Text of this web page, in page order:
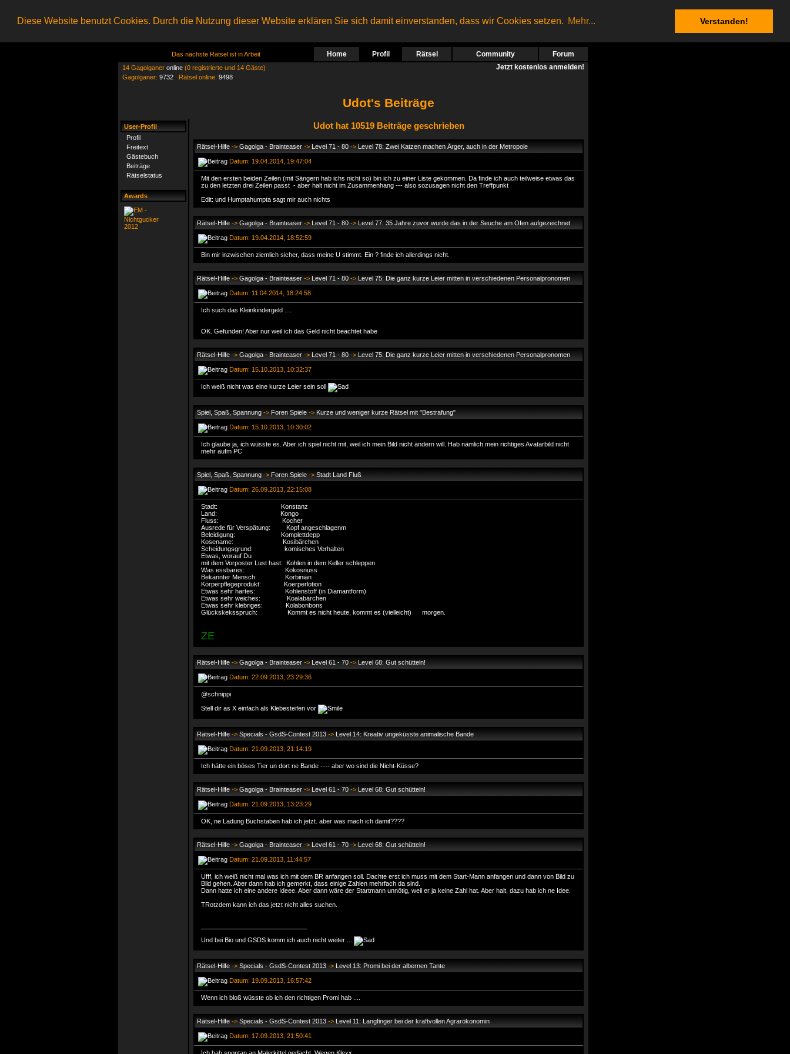
Diese Website benutzt Cookies. Durch die Nutzung dieser Website erklären Sie sich damit einverstanden, dass wir Cookies setzen. Mehr... Verstanden!
Das nächste Rätsel ist in Arbeit Home Profil Rätsel Community Forum
14 Gagolganer online (0 registrierte und 14 Gäste)
Gagolganer: 9732 Rätsel online: 9498
Jetzt kostenlos anmelden!
Udot's Beiträge
User-Profil
Profil
Freitext
Gästebuch
Beiträge
Rätselstatus
Awards
Udot hat 10519 Beiträge geschrieben
Rätsel-Hilfe -> Gagolga - Brainteaser -> Level 71 - 80 -> Level 78: Zwei Katzen machen Ärger, auch in der Metropole
Datum: 19.04.2014, 19:47:04
Mit den ersten beiden Zeilen (mit Sängern hab ichs nicht so) bin ich zu einer Liste gekommen. Da finde ich auch teilweise etwas das
zu den letzten drei Zeilen passt - aber halt nicht im Zusammenhang --- also sozusagen nicht den Treffpunkt
Edit: und Humptahumpta sagt mir auch nichts
Rätsel-Hilfe -> Gagolga - Brainteaser -> Level 71 - 80 -> Level 77: 35 Jahre zuvor wurde das in der Seuche am Ofen aufgezeichnet
Datum: 19.04.2014, 18:52:59
Bin mir inzwischen ziemlich sicher, dass meine U stimmt. Ein ? finde ich allerdings nicht.
Rätsel-Hilfe -> Gagolga - Brainteaser -> Level 71 - 80 -> Level 75: Die ganz kurze Leier mitten in verschiedenen Personalpronomen
Datum: 11.04.2014, 18:24:58
Ich such das Kleinkindergeld ....
OK. Gefunden! Aber nur weil ich das Geld nicht beachtet habe
Rätsel-Hilfe -> Gagolga - Brainteaser -> Level 71 - 80 -> Level 75: Die ganz kurze Leier mitten in verschiedenen Personalpronomen
Datum: 15.10.2013, 10:32:37
Ich weiß nicht was eine kurze Leier sein soll
Spiel, Spaß, Spannung -> Foren Spiele -> Kurze und weniger kurze Rätsel mit "Bestrafung"
Datum: 15.10.2013, 10:30:02
Ich glaube ja, ich wüsste es. Aber ich spiel nicht mit, weil ich mein Bild nicht ändern will. Hab nämlich mein richtiges Avatarbild nicht
mehr aufm PC
Spiel, Spaß, Spannung -> Foren Spiele -> Stadt Land Fluß
Datum: 26.09.2013, 22:15:08
Stadt: Konstanz
Land: Kongo
Fluss: Kocher
Ausrede für Verspätung: Kopf angeschlagenm
Beleidigung: Komplettdepp
Kosename: Kosibärchen
Scheidungsgrund: komisches Verhalten
Etwas, worauf Du
mit dem Vorposter Lust hast: Kohlen in dem Keller schleppen
Was essbares: Kokosnuss
Bekannter Mensch: Korbinian
Körperpflegeprodukt: Koerperlotion
Etwas sehr hartes: Kohlenstoff (in Diamantform)
Etwas sehr weiches: Koalabärchen
Etwas sehr klebriges: Kolabonbons
Glückskeksspruch: Kommt es nicht heute, kommt es (vielleicht) morgen.
ZE
Rätsel-Hilfe -> Gagolga - Brainteaser -> Level 61 - 70 -> Level 68: Gut schütteln!
Datum: 22.09.2013, 23:29:36
@schnippi
Stell dir as X einfach als Klebesteifen vor
Rätsel-Hilfe -> Specials - GsdS-Contest 2013 -> Level 14: Kreativ ungeküsste animalische Bande
Datum: 21.09.2013, 21:14:19
Ich hätte ein böses Tier un dort ne Bande ---- aber wo sind die Nicht-Küsse?
Rätsel-Hilfe -> Gagolga - Brainteaser -> Level 61 - 70 -> Level 68: Gut schütteln!
Datum: 21.09.2013, 13:23:29
OK, ne Ladung Buchstaben hab ich jetzt. aber was mach ich damit????
Rätsel-Hilfe -> Gagolga - Brainteaser -> Level 61 - 70 -> Level 68: Gut schütteln!
Datum: 21.09.2013, 11:44:57
Ufff, ich weiß nicht mal was ich mit dem BR anfangen soll. Dachte erst ich muss mit dem Start-Mann anfangen und dann von Bild zu
Bild gehen. Aber dann hab ich gemerkt, dass einige Zahlen mehrfach da sind.
Dann hatte ich eine andere Ideee. Aber dann wäre der Startmann unnötig, weil er ja keine Zahl hat. Aber halt, dazu hab ich ne Idee.
TRotzdem kann ich das jetzt nicht alles suchen.
Und bei Bio und GSDS komm ich auch nicht weiter ...
Rätsel-Hilfe -> Specials - GsdS-Contest 2013 -> Level 13: Promi bei der albernen Tante
Datum: 19.09.2013, 16:57:42
Wenn ich bloß wüsste ob ich den richtigen Promi hab ....
Rätsel-Hilfe -> Specials - GsdS-Contest 2013 -> Level 11: Langfinger bei der kraftvollen Agrarökonomin
Datum: 17.09.2013, 21:50:41